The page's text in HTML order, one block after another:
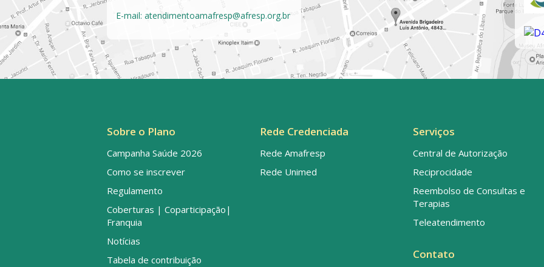
E-mail: atendimentoamafresp@afresp.org.br
Sobre o Plano
Campanha Saúde 2026
Como se inscrever
Regulamento
Coberturas | Coparticipação|
Franquia
Notícias
Tabela de contribuição
Rede Credenciada
Rede Amafresp
Rede Unimed
Serviços
Central de Autorização
Reciprocidade
Reembolso de Consultas e
Terapias
Teleatendimento
Contato